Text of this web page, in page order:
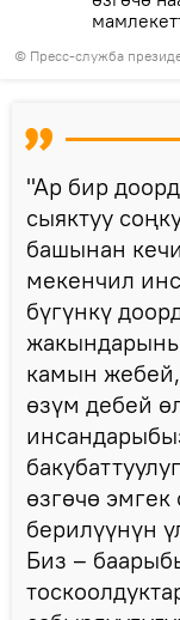
© Пресс-служба
"Ар бир
сыяктуу
башынан
мекенчил
бүгүнкү
камын
өзүм дебей
өзгөчө
берилүүнүн
Биз –